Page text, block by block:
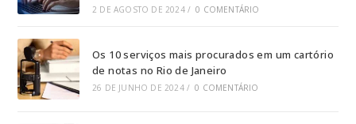
2 DE AGOSTO DE 2024 / 0 COMENTÁRIO
Os 10 serviços mais procurados em um cartório
de notas no Rio de Janeiro
26 DE JUNHO DE 2024 / 0 COMENTÁRIO